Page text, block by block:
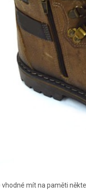
mít na paměti